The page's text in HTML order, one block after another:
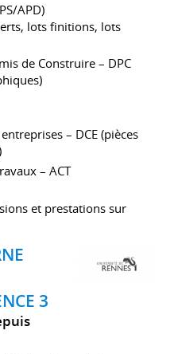
APD)
lots finitions, lots
de Construire – DPC
– DCE (pièces
– ACT
et prestations sur
3